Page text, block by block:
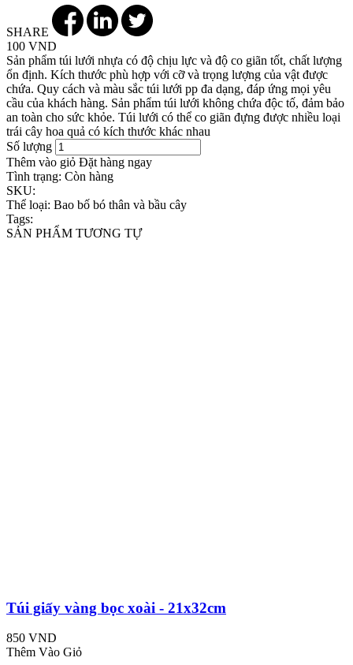
SHARE
100 VND
Sản phẩm túi lưới nhựa có độ chịu lực và độ co giãn tốt, chất lượng
ổn định. Kích thước phù hợp với cỡ và trọng lượng của vật được
chứa. Quy cách và màu sắc túi lưới pp đa dạng, đáp ứng mọi yêu
cầu của khách hàng. Sản phẩm túi lưới không chứa độc tố, đảm bảo
an toàn cho sức khỏe. Túi lưới có thể co giãn đựng được nhiều loại
trái cây hoa quả có kích thước khác nhau
Số lượng
Thêm vào giỏ Đặt hàng ngay
Tình trạng: Còn hàng
SKU:
Thể loại: Bao bố bó thân và bầu cây
Tags:
SẢN PHẨM TƯƠNG TỰ
Túi giấy vàng bọc xoài - 21x32cm
850 VND
Thêm Vào Giỏ